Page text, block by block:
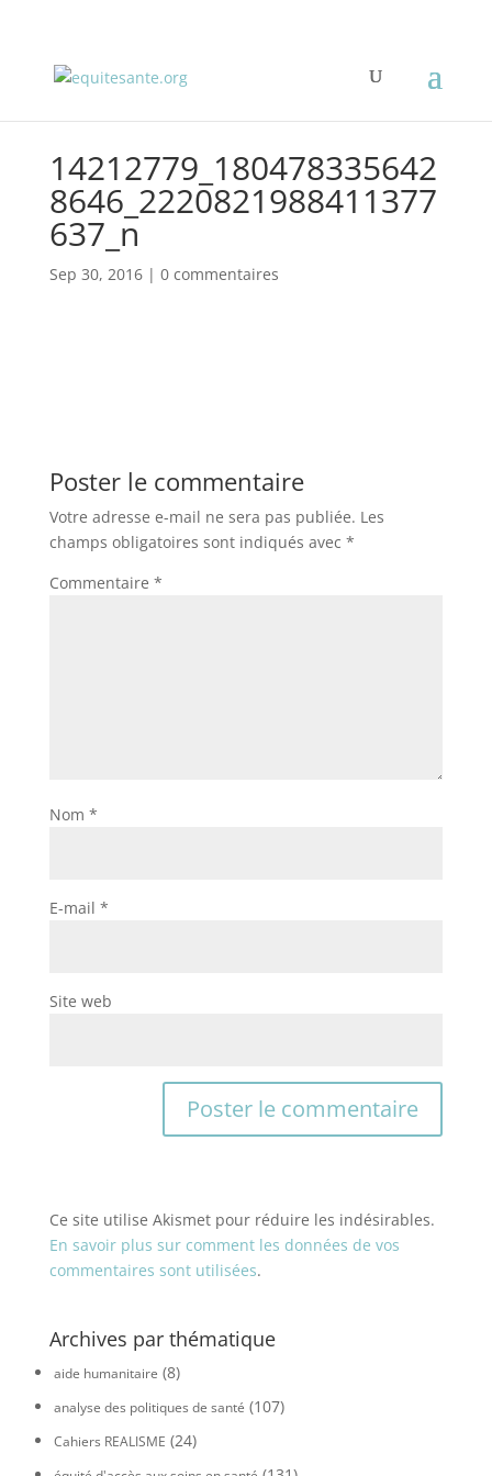
14212779_180478335642
8646_2220821988411377
637_n
Sep 30, 2016| 0 commentaires
Poster le commentaire
Votre adresse e-mail ne sera pas publiée. Les
champs obligatoires sont indiqués avec *
Commentaire *
Nom *
E-mail *
Site web
Ce site utilise Akismet pour réduire les indésirables.
En savoir plus sur comment les données de vos
commentaires sont utilisées.
Archives par thématique
aide humanitaire (8)
analyse des politiques de santé (107)
Cahiers REALISME (24)